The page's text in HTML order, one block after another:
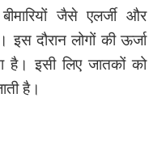
जैसे एलर्जी और
दौरान लोगों की ऊर्जा
है। इसी लिए जातकों को
है।